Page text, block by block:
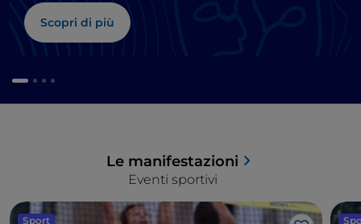
Scopri di più
Eventi sportivi
Le manifestazioni
Sport